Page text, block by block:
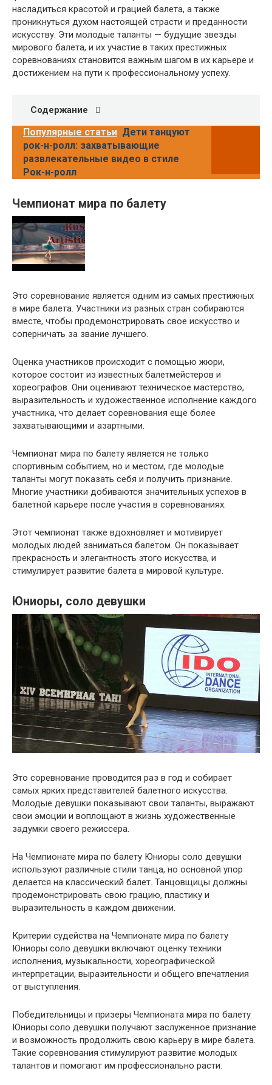
насладиться красотой и грацией балета, а также
проникнуться духом настоящей страсти и преданности
искусству. Эти молодые таланты — будущие звезды
мирового балета, и их участие в таких престижных
соревнованиях становится важным шагом в их карьере и
достижением на пути к профессиональному успеху.
Содержание
Популярные статьи Дети танцуют
рок-н-ролл: захватывающие
развлекательные видео в стиле
Рок-н-ролл
Чемпионат мира по балету
Это соревнование является одним из самых престижных
в мире балета. Участники из разных стран собираются
вместе, чтобы продемонстрировать свое искусство и
соперничать за звание лучшего.
Оценка участников происходит с помощью жюри,
которое состоит из известных балетмейстеров и
хореографов. Они оценивают техническое мастерство,
выразительность и художественное исполнение каждого
участника, что делает соревнования еще более
захватывающими и азартными.
Чемпионат мира по балету является не только
спортивным событием, но и местом, где молодые
таланты могут показать себя и получить признание.
Многие участники добиваются значительных успехов в
балетной карьере после участия в соревнованиях.
Этот чемпионат также вдохновляет и мотивирует
молодых людей заниматься балетом. Он показывает
прекрасность и элегантность этого искусства, и
стимулирует развитие балета в мировой культуре.
Юниоры, соло девушки
Это соревнование проводится раз в год и собирает
самых ярких представителей балетного искусства.
Молодые девушки показывают свои таланты, выражают
свои эмоции и воплощают в жизнь художественные
задумки своего режиссера.
На Чемпионате мира по балету Юниоры соло девушки
используют различные стили танца, но основной упор
делается на классический балет. Танцовщицы должны
продемонстрировать свою грацию, пластику и
выразительность в каждом движении.
Критерии судейства на Чемпионате мира по балету
Юниоры соло девушки включают оценку техники
исполнения, музыкальности, хореографической
интерпретации, выразительности и общего впечатления
от выступления.
Победительницы и призеры Чемпионата мира по балету
Юниоры соло девушки получают заслуженное признание
и возможность продолжить свою карьеру в мире балета.
Такие соревнования стимулируют развитие молодых
талантов и помогают им профессионально расти.